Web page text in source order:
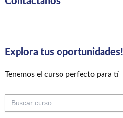
Explora tus oportunidades!
Tenemos el curso perfecto para tí
Buscar: